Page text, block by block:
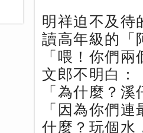
明祥迫不及待
讀高年級的「
「喂！你們
文郎不明白：
「為什麼？
「因為你們
什麼？玩個水